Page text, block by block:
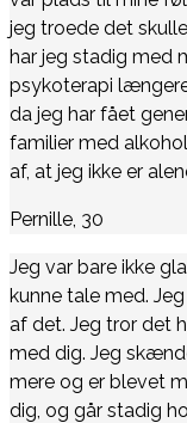
jeg troede det
har jeg stadig med
psykoterapi
da jeg har fået
familier med
af, at jeg ikke er
Pernille, 30
Jeg var bare ikke
kunne tale med.
af det. Jeg tror det
med dig. Jeg
mere og er blevet
dig, og går stadig